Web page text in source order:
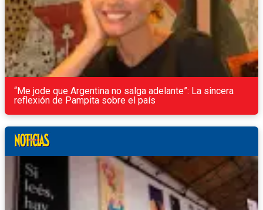
“Me jode que Argentina no salga adelante”: La sincera
reflexión de Pampita sobre el país